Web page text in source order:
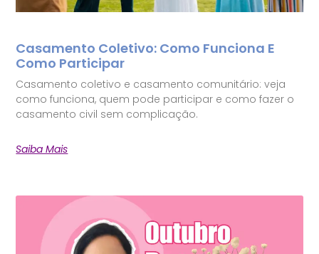
Casamento Coletivo: Como Funciona E
Como Participar
Casamento coletivo e casamento comunitário: veja
como funciona, quem pode participar e como fazer o
casamento civil sem complicação.
Saiba Mais